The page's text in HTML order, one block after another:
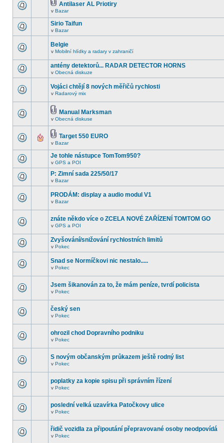
Antilaser AL Priotiry
v Bazar
Sirio Taifun
v Bazar
Belgie
v Mobilní hlídky a radary v zahraničí
antény detektorů... RADAR DETECTOR HORNS
v Obecná diskuze
Vojáci chtějí 8 nových měřičů rychlosti
v Radarový mix
Manual Marksman
v Obecná diskuse
Target 550 EURO
v Bazar
Je tohle nástupce TomTom950?
v GPS a POI
P: Zimní sada 225/50/17
v Bazar
PRODÁM: display a audio modul V1
v Bazar
znáte někdo více o ZCELA NOVÉ ZAŘÍZENÍ TOMTOM GO
v GPS a POI
Zvyšování/snižování rychlostních limitů
v Pokec
Snad se Normíčkovi nic nestalo.....
v Pokec
Jsem šikanován za to, že mám peníze, tvrdí policista
v Pokec
český sen
v Pokec
ohrozil chod Dopravního podniku
v Pokec
S novým občanským průkazem ještě rodný list
v Pokec
poplatky za kopie spisu při správním řízení
v Pokec
poslední velká uzavírka Patočkovy ulice
v Pokec
řidič vozidla za připoutání přepravované osoby neodpovídá
v Pokec